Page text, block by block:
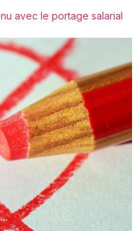
avec le portage salarial